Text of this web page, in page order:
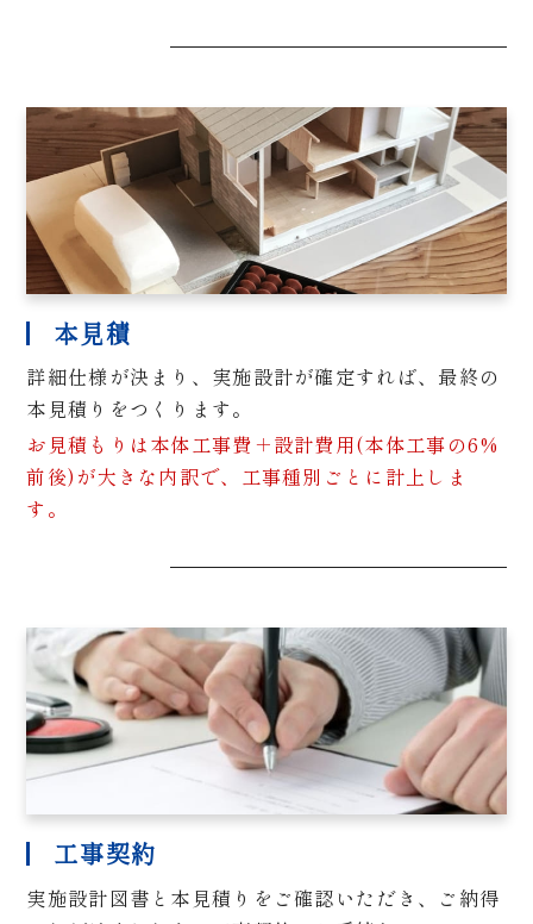
本見積
詳細仕様が決まり、実施設計が確定すれば、最終の
本見積りをつくります。
お見積もりは本体工事費＋設計費用(本体工事の6%
前後)が大きな内訳で、工事種別ごとに計上しま
す。
工事契約
実施設計図書と本見積りをご確認いただき、ご納得